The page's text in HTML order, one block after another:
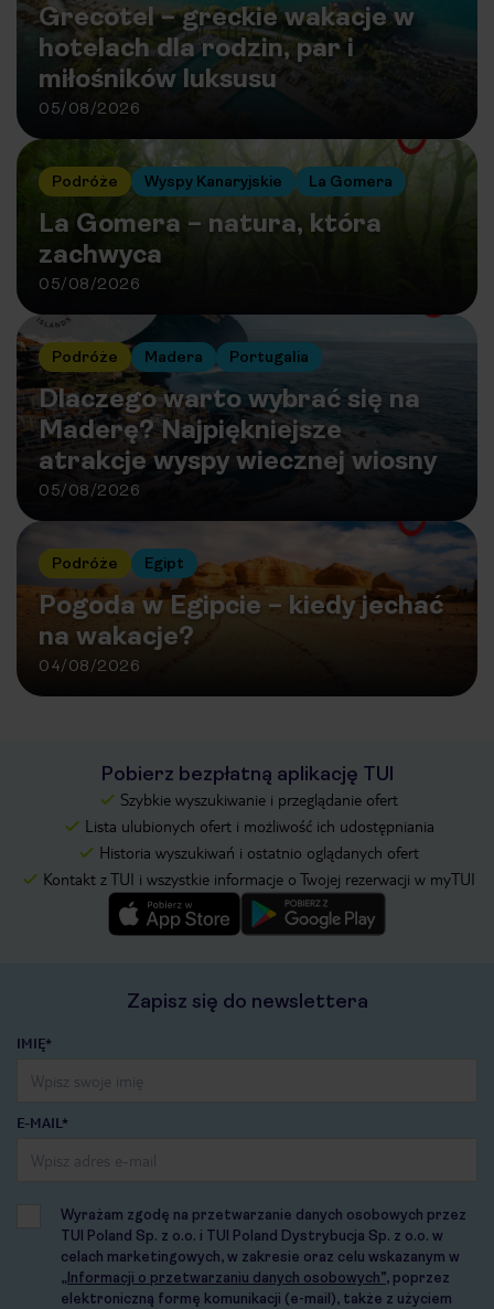
Grecotel – greckie wakacje w
hotelach dla rodzin, par i
miłośników luksusu
05/08/2026
Podróże Wyspy Kanaryjskie La Gomera
La Gomera – natura, która
zachwyca
05/08/2026
Podróże Madera Portugalia
Dlaczego warto wybrać się na
Maderę? Najpiękniejsze
atrakcje wyspy wiecznej wiosny
05/08/2026
Podróże Egipt
Pogoda w Egipcie – kiedy jechać
na wakacje?
04/08/2026
Pobierz bezpłatną aplikację TUI
Szybkie wyszukiwanie i przeglądanie ofert
Lista ulubionych ofert i możliwość ich udostępniania
Historia wyszukiwań i ostatnio oglądanych ofert
Kontakt z TUI i wszystkie informacje o Twojej rezerwacji w myTUI
Zapisz się do newslettera
IMIĘ*
E-MAIL*
Wyrażam zgodę na przetwarzanie danych osobowych przez
TUI Poland Sp. z o.o. i TUI Poland Dystrybucja Sp. z o.o. w
celach marketingowych, w zakresie oraz celu wskazanym w
„Informacji o przetwarzaniu danych osobowych”, poprzez
elektroniczną formę komunikacji (e-mail), także z użyciem